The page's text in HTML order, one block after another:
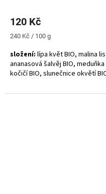
120 Kč
Měrná
240 Kč / 100 g
složení: lípa květ BIO, malina
ananasová šalvěj BIO,
kočičí BIO, slunečnice okvětí
Alergeny neuvedeny. Bylinná